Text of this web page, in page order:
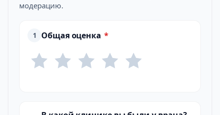
модерацию.
1 Общая оценка *